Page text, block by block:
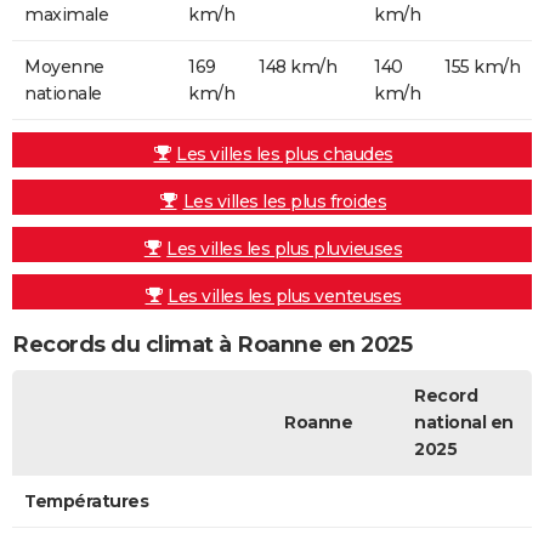
maximale
km/h
km/h
Moyenne
nationale
169
km/h
148 km/h
140
km/h
155 km/h
Les villes les plus chaudes
Les villes les plus froides
Les villes les plus pluvieuses
Les villes les plus venteuses
Records du climat à Roanne en 2025
Roanne
Record
national en
2025
Températures